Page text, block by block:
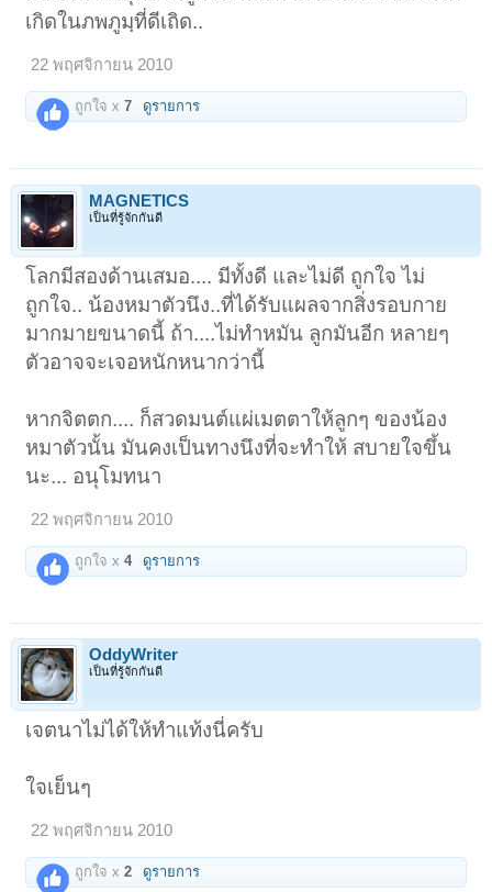
เกิดในภพภูมฺที่ดีเถิด..
22 พฤศจิกายน 2010
ถูกใจ x7 ดูรายการ
MAGNETICS
เป็นที่รู้จักกันดี
โลกมีสองด้านเสมอ.... มีทั้งดี และไม่ดี ถูกใจ ไม่
ถูกใจ.. น้องหมาตัวนึง..ที่ได้รับแผลจากสิ่งรอบกาย
มากมายขนาดนี้ ถ้า....ไม่ทำหมัน ลูกมันอีก หลายๆ
ตัวอาจจะเจอหนักหนากว่านี้
หากจิตตก.... ก็สวดมนต์แผ่เมตตาให้ลูกๆ ของน้อง
หมาตัวนั้น มันคงเป็นทางนึงที่จะทำให้ สบายใจขึ้น
นะ... อนุโมทนา
22 พฤศจิกายน 2010
ถูกใจ x4 ดูรายการ
OddyWriter
เป็นที่รู้จักกันดี
เจตนาไม่ได้ให้ทำแท้งนี่ครับ
ใจเย็นๆ
22 พฤศจิกายน 2010
ถูกใจ x2 ดูรายการ